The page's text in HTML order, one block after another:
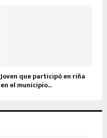
Joven que participó en riña
en el municipio...